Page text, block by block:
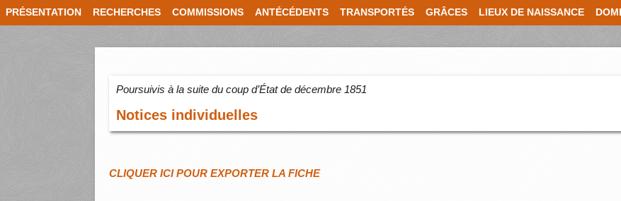
PRÉSENTATION RECHERCHES COMMISSIONS ANTÉCÉDENTS TRANSPORTÉS GRÂCES LIEUX DE NAISSANCE
Poursuivis à la suite du coup d’État de décembre 1851
Notices individuelles
CLIQUER ICI POUR EXPORTER LA FICHE